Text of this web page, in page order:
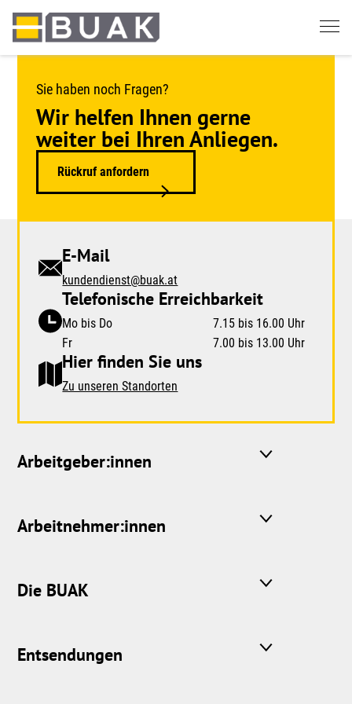
Springe
zum
Sie haben noch Fragen?
Wir helfen Ihnen gerne
weiter bei Ihren Anliegen.
Rückruf anfordern
E-Mail
kundendienst@buak.at
Telefonische Erreichbarkeit
Mo bis Do
7.15 bis 16.00 Uhr
Fr
7.00 bis 13.00 Uhr
Hier finden Sie uns
Zu unseren Standorten
Arbeitgeber:innen
Arbeitnehmer:innen
Die BUAK
Entsendungen